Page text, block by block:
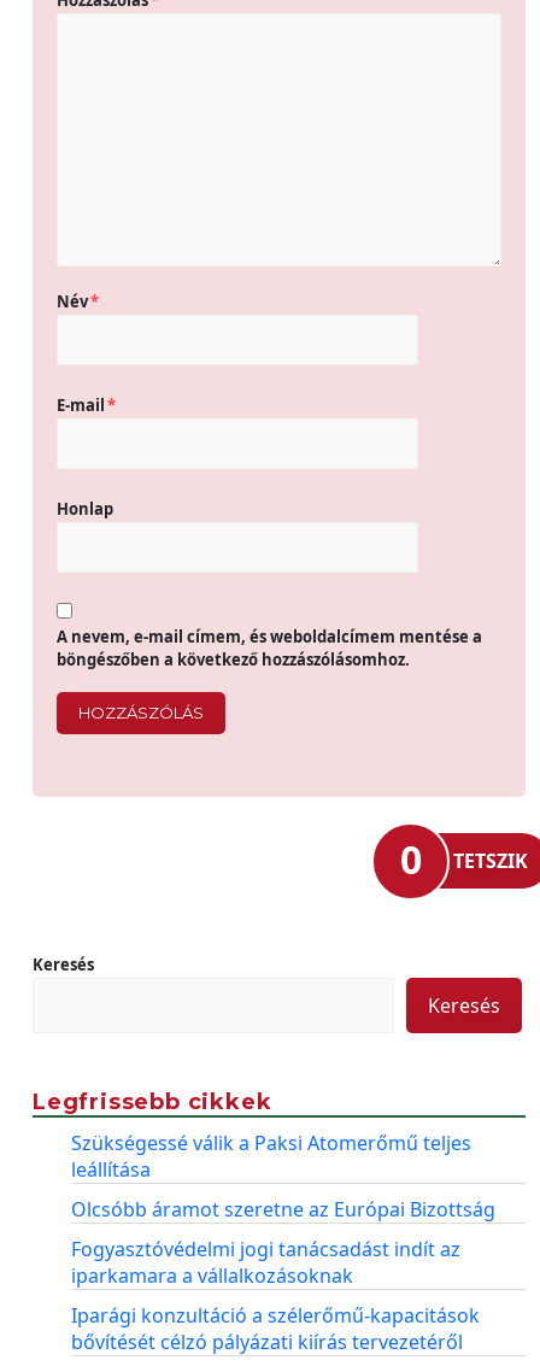
Név*
E-mail*
Honlap
A nevem, e-mail címem, és weboldalcímem mentése a
böngészőben a következő hozzászólásomhoz.
0 TETSZIK
Keresés
Keresés
Legfrissebb cikkek
Szükségessé válik a Paksi Atomerőmű teljes
leállítása
Olcsóbb áramot szeretne az Európai Bizottság
Fogyasztóvédelmi jogi tanácsadást indít az
iparkamara a vállalkozásoknak
Iparági konzultáció a szélerőmű-kapacitások
bővítését célzó pályázati kiírás tervezetéről